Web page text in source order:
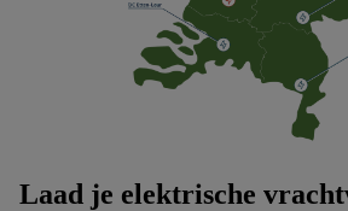
Laad je elektrische